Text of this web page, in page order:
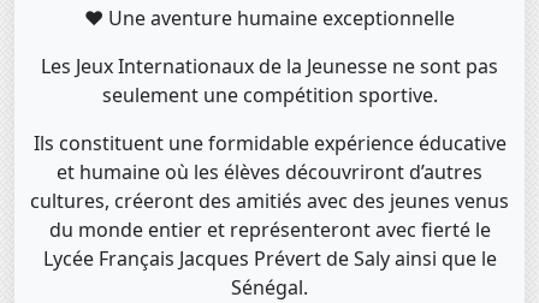
❤️ Une aventure humaine exceptionnelle
Les Jeux Internationaux de la Jeunesse ne sont pas
seulement une compétition sportive.
Ils constituent une formidable expérience éducative
et humaine où les élèves découvriront d’autres
cultures, créeront des amitiés avec des jeunes venus
du monde entier et représenteront avec fierté le
Lycée Français Jacques Prévert de Saly ainsi que le
Sénégal.